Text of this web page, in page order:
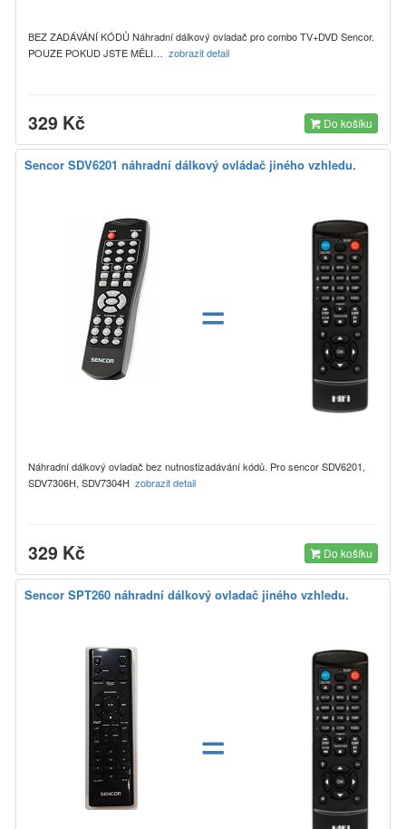
BEZ ZADÁVÁNÍ KÓDŮ Náhradní dálkový ovladač pro combo TV+DVD Sencor.
POUZE POKUD JSTE MĚLI… zobrazit detail
329 Kč Do košíku
Sencor SDV6201 náhradní dálkový ovládač jiného vzhledu.
=
Náhradní dálkový ovladač bez nutnostizadávání kódů. Pro sencor SDV6201,
SDV7306H, SDV7304H zobrazit detail
329 Kč Do košíku
Sencor SPT260 náhradní dálkový ovladač jiného vzhledu.
=